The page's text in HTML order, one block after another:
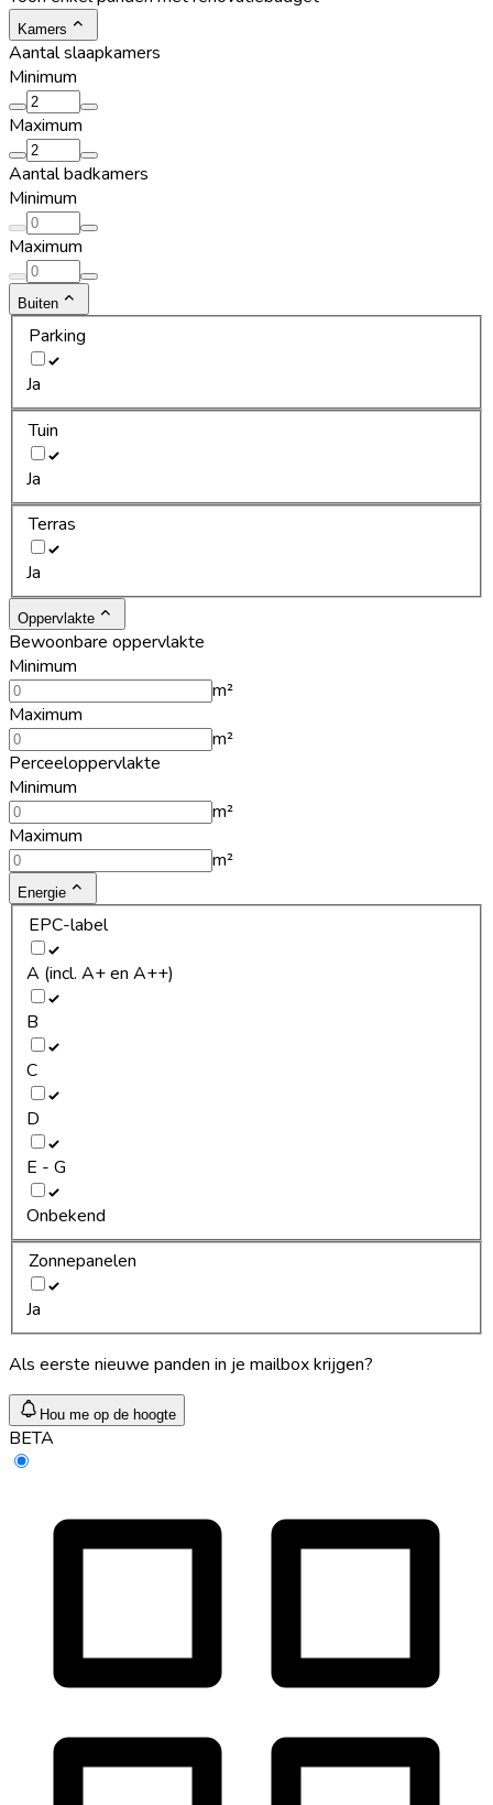
Kamers
Aantal slaapkamers
Minimum
Maximum
Aantal badkamers
Minimum
Maximum
Buiten
Parking
Ja
Tuin
Ja
Terras
Ja
Oppervlakte
Bewoonbare oppervlakte
Minimum
m²
Maximum
m²
Perceeloppervlakte
Minimum
m²
Maximum
m²
Energie
EPC-label
A (incl. A+ en A++)
B
C
D
E - G
Onbekend
Zonnepanelen
Ja
Als eerste nieuwe panden in je mailbox krijgen?
Hou me op de hoogte
BETA